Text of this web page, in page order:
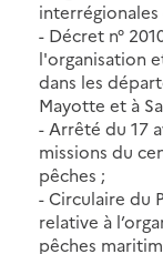
interrégionales
- Décret n°
l'organisation
dans les
Mayotte et à
- Arrêté du 17
missions du
pêches ;
- Circulaire du
relative à
pêches